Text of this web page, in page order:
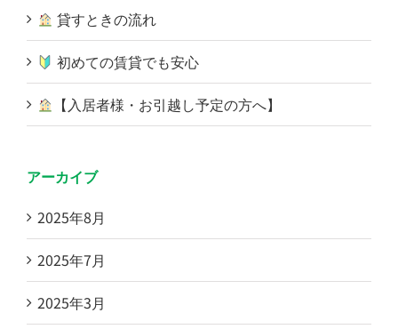
貸すときの流れ
初めての賃貸でも安心
【入居者様・お引越し予定の方へ】
アーカイブ
2025年8月
2025年7月
2025年3月